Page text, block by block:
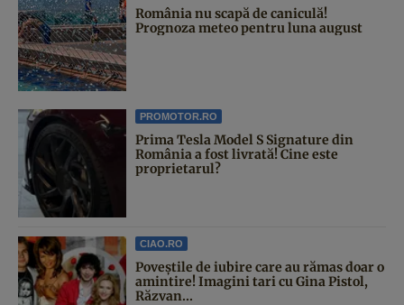
România nu scapă de caniculă!
Prognoza meteo pentru luna august
PROMOTOR.RO
Prima Tesla Model S Signature din
România a fost livrată! Cine este
proprietarul?
CIAO.RO
Poveştile de iubire care au rămas doar o
amintire! Imagini tari cu Gina Pistol,
Răzvan...